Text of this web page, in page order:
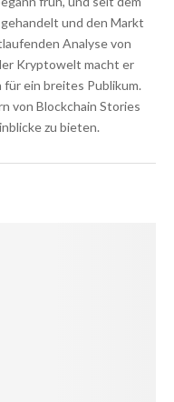
und den Markt
Analyse von
Kryptowelt macht er
ein breites Publikum.
von Blockchain Stories
zu bieten.